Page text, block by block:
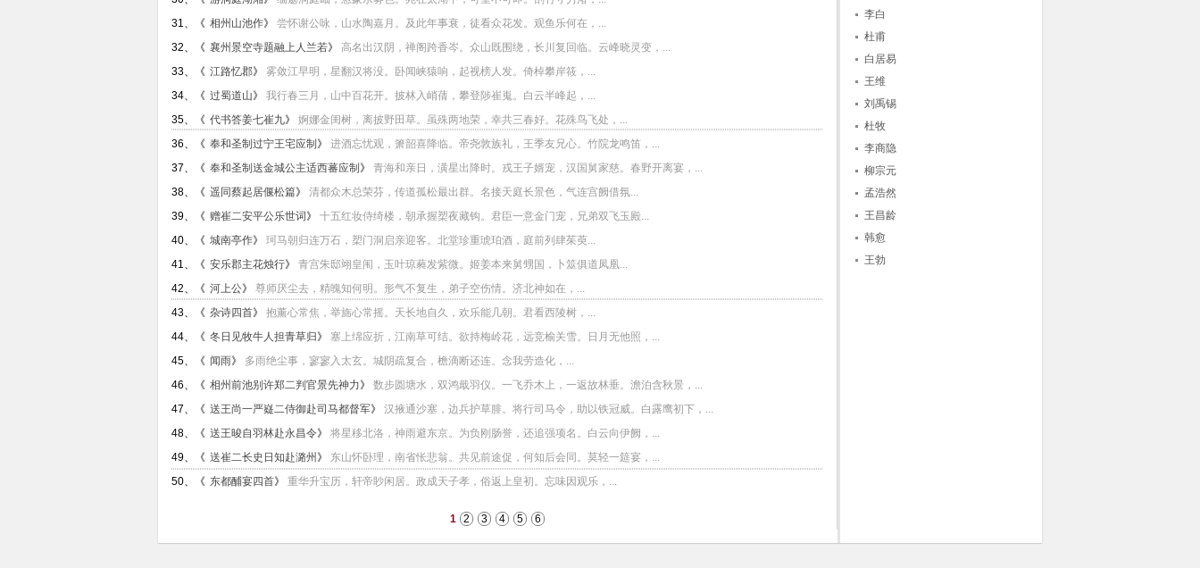
31、《 相州山池作》 尝怀谢公咏，山水陶嘉月。及此年事衰，徒看众花发。观鱼乐何在，...
32、《 襄州景空寺题融上人兰若》 高名出汉阴，禅阁跨香岑。众山既围绕，长川复回临。云峰晓灵变，...
33、《 江路忆郡》 雾敛江早明，星翻汉将没。卧闻峡猿响，起视榜人发。倚棹攀岸筱，...
34、《 过蜀道山》 我行春三月，山中百花开。披林入峭蒨，攀登陟崔嵬。白云半峰起，...
35、《 代书答姜七崔九》 婀娜金闺树，离披野田草。虽殊两地荣，幸共三春好。花殊鸟飞处，...
36、《 奉和圣制过宁王宅应制 》 进酒忘忧观，箫韶喜降临。帝尧敦族礼，王季友兄心。竹院龙鸣笛，...
37、《 奉和圣制送金城公主适西蕃应制 》 青海和亲日，潢星出降时。戎王子婿宠，汉国舅家慈。春野开离宴，...
38、《 遥同蔡起居偃松篇》 清都众木总荣芬，传道孤松最出群。名接天庭长景色，气连宫阙借氛...
39、《 赠崔二安平公乐世词 》 十五红妆侍绮楼，朝承握槊夜藏钩。君臣一意金门宠，兄弟双飞玉殿...
40、《 城南亭作》 珂马朝归连万石，槊门洞启亲迎客。北堂珍重琥珀酒，庭前列肆茱萸...
41、《 安乐郡主花烛行》 青宫朱邸翊皇闱，玉叶琼蕤发紫微。姬姜本来舅甥国，卜筮俱道凤凰...
42、《 河上公》 尊师厌尘去，精魄知何明。形气不复生，弟子空伤情。济北神如在，...
43、《 杂诗四首》 抱薰心常焦，举旆心常摇。天长地自久，欢乐能几朝。君看西陵树，...
44、《 冬日见牧牛人担青草归》 塞上绵应折，江南草可结。欲持梅岭花，远竞榆关雪。日月无他照，...
45、《 闻雨》 多雨绝尘事，寥寥入太玄。城阴疏复合，檐滴断还连。念我劳造化，...
46、《 相州前池别许郑二判官景先神力》 数步圆塘水，双鸿戢羽仪。一飞乔木上，一返故林垂。澹泊含秋景，...
47、《 送王尚一严嶷二侍御赴司马都督军》 汉掖通沙塞，边兵护草腓。将行司马令，助以铁冠威。白露鹰初下，...
48、《 送王晙自羽林赴永昌令》 将星移北洛，神雨避东京。为负刚肠誉，还追强项名。白云向伊阙，...
49、《 送崔二长史日知赴潞州 》 东山怀卧理，南省怅悲翁。共见前途促，何知后会同。莫轻一筵宴，...
50、《 东都酺宴四首》 重华升宝历，轩帝眇闲居。政成天子孝，俗返上皇初。忘味因观乐，...
1 2 3 4 5 6
李白
杜甫
白居易
王维
刘禹锡
杜牧
李商隐
柳宗元
孟浩然
王昌龄
韩愈
王勃